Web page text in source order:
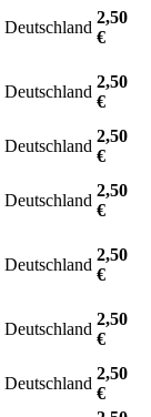
Deutschland
2,50
€
Deutschland
2,50
€
Deutschland
2,50
€
Deutschland
2,50
€
Deutschland
2,50
€
Deutschland
2,50
€
Deutschland
2,50
€